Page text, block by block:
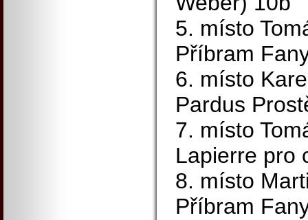
5. místo
Příbram
6. místo
Pardus
7. místo
Lapierre pro
8. místo
Příbram